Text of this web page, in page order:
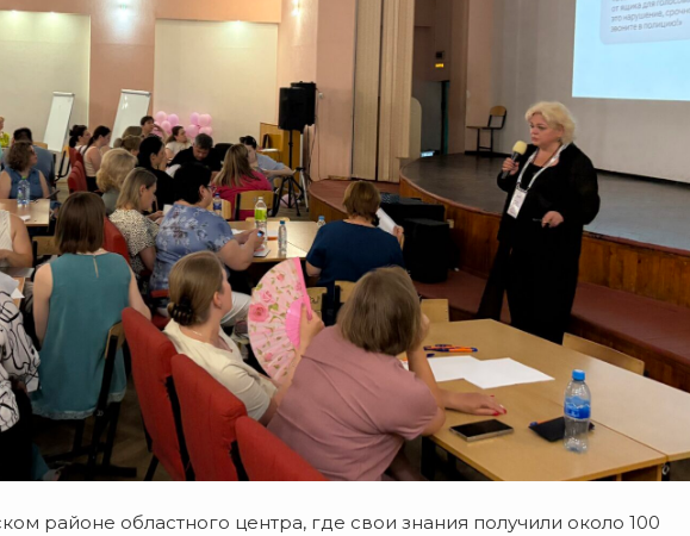
районе областного центра, где свои знания получили около 100